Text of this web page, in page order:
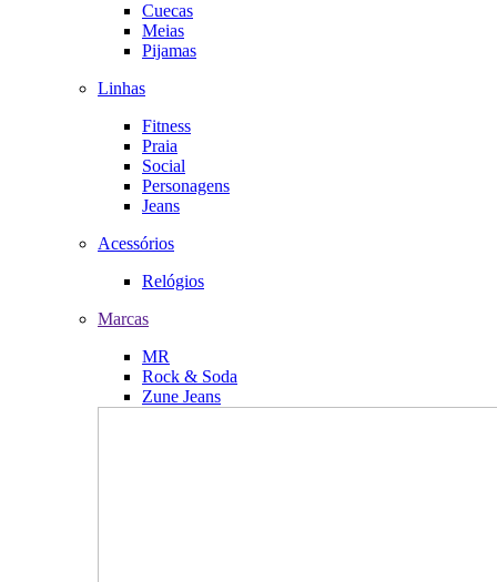
Cuecas
Meias
Pijamas
Linhas
Fitness
Praia
Social
Personagens
Jeans
Acessórios
Relógios
Marcas
MR
Rock & Soda
Zune Jeans